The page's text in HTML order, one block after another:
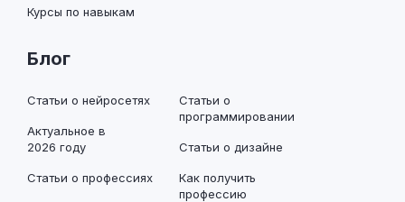
Курсы по навыкам
Блог
Статьи о нейросетях
Актуальное в
2026 году
Статьи о профессиях
Статьи о
программировании
Статьи о дизайне
Как получить
профессию